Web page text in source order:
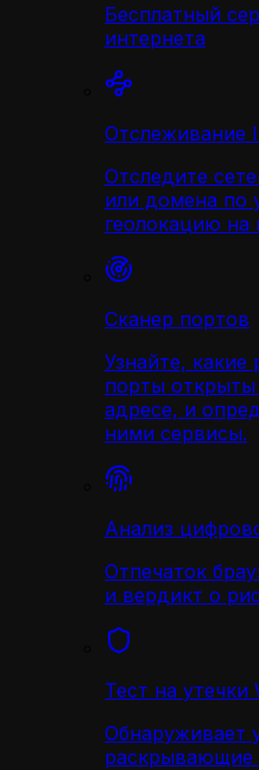
Бесплатный
интернета
Отслеживание
Отследите
или домена по
геолокацию на
Сканер портов
Узнайте, какие
порты
адресе, и
ними сервисы.
Анализ
Отпечаток
и вердикт о
Тест на утечки
Обнаруживает
раскрывающие